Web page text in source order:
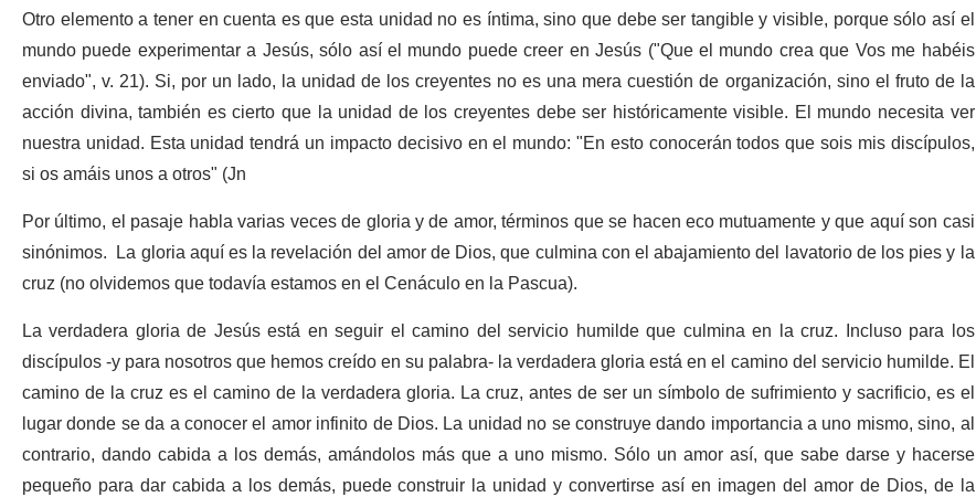
Otro elemento a tener en cuenta es que esta unidad no es íntima, sino que debe ser tangible y visible, porque sólo así el
mundo puede experimentar a Jesús, sólo así el mundo puede creer en Jesús ("Que el mundo crea que Vos me habéis
enviado", v. 21). Si, por un lado, la unidad de los creyentes no es una mera cuestión de organización, sino el fruto de la
acción divina, también es cierto que la unidad de los creyentes debe ser históricamente visible. El mundo necesita ver
nuestra unidad. Esta unidad tendrá un impacto decisivo en el mundo: "En esto conocerán todos que sois mis discípulos,
si os amáis unos a otros" (Jn
Por último, el pasaje habla varias veces de gloria y de amor, términos que se hacen eco mutuamente y que aquí son casi
sinónimos. La gloria aquí es la revelación del amor de Dios, que culmina con el abajamiento del lavatorio de los pies y la
cruz (no olvidemos que todavía estamos en el Cenáculo en la Pascua).
La verdadera gloria de Jesús está en seguir el camino del servicio humilde que culmina en la cruz. Incluso para los
discípulos -y para nosotros que hemos creído en su palabra- la verdadera gloria está en el camino del servicio humilde. El
camino de la cruz es el camino de la verdadera gloria. La cruz, antes de ser un símbolo de sufrimiento y sacrificio, es el
lugar donde se da a conocer el amor infinito de Dios. La unidad no se construye dando importancia a uno mismo, sino, al
contrario, dando cabida a los demás, amándolos más que a uno mismo. Sólo un amor así, que sabe darse y hacerse
pequeño para dar cabida a los demás, puede construir la unidad y convertirse así en imagen del amor de Dios, de la